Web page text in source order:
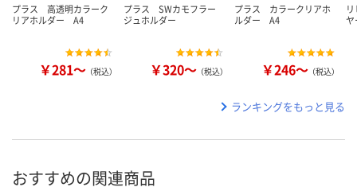
プラス 高透明カラーク
リアホルダー A4
￥281～ （税込）
プラス SWカモフラー
ジュホルダー
￥320～ （税込）
プラス カラークリアホ
ルダー A4
￥246～ （税込）
ヤ
ランキングをもっと見る
おすすめの関連商品